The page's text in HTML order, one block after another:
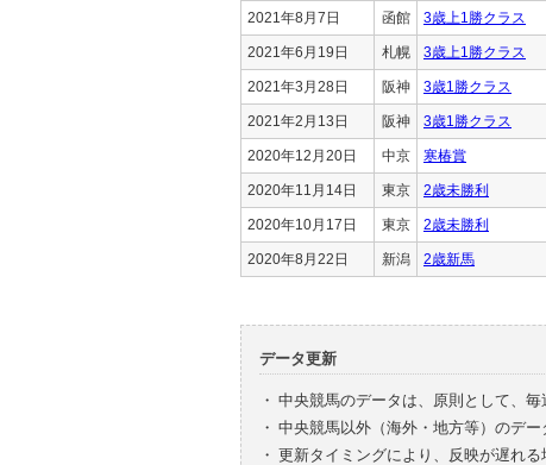
2021年8月7日 函館 3歳上1勝クラス
2021年6月19日 札幌 3歳上1勝クラス
2021年3月28日 阪神 3歳1勝クラス
2021年2月13日 阪神 3歳1勝クラス
2020年12月20日 中京 寒椿賞
2020年11月14日 東京 2歳未勝利
2020年10月17日 東京 2歳未勝利
2020年8月22日 新潟 2歳新馬
データ更新
・ 中央競馬のデータは、原則として、毎
・ 中央競馬以外（海外・地方等）のデー
・ 更新タイミングにより、反映が遅れる